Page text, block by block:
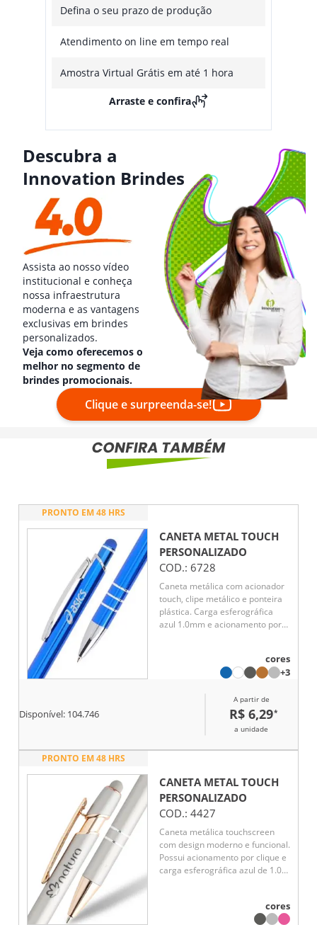
Defina o seu prazo de produção
Atendimento on line em tempo real
Amostra Virtual Grátis em até 1 hora
Arraste e confira
Descubra a
Innovation Brindes
Assista ao nosso vídeo
institucional e conheça
nossa infraestrutura
moderna e as vantagens
exclusivas em brindes
personalizados.
Veja como oferecemos o
melhor no segmento de
brindes promocionais.
Clique e surpreenda-se!
PRONTO EM 48 HRS
CANETA METAL TOUCH
PERSONALIZADO
COD.: 6728
Caneta metálica com acionador
touch, clipe metálico e ponteira
plástica. Carga esferográfica
azul 1.0mm e acionamento por
cores
+3
Disponível: 104.746
A partir de
R$ 6,29*
a unidade
PRONTO EM 48 HRS
CANETA METAL TOUCH
PERSONALIZADO
COD.: 4427
Caneta metálica touchscreen
com design moderno e funcional.
Possui acionamento por clique e
carga esferográfica azul de 1.0
cores